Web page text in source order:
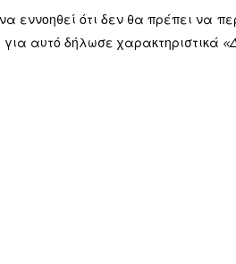
ότι δεν θα πρέπει να
για αυτό δήλωσε χαρακτηριστικά